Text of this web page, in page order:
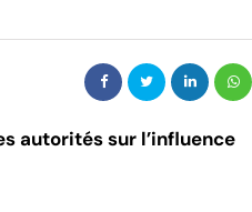
autorités sur l’influence